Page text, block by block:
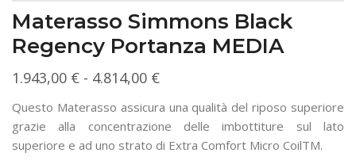
Materasso Simmons Black
Regency Portanza MEDIA
1.943,00 € - 4.814,00 €Fascia
prezzo:
da
Questo Materasso assicura una qualità del riposo superiore
grazie alla concentrazione delle imbottiture sul lato
superiore e ad uno strato di Extra Comfort Micro CoilTM.